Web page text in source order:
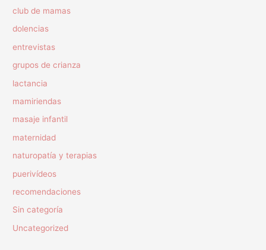
club de mamas
dolencias
entrevistas
grupos de crianza
lactancia
mamiriendas
masaje infantil
maternidad
naturopatía y terapias
puerivídeos
recomendaciones
Sin categoría
Uncategorized